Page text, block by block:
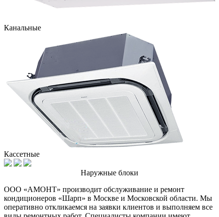
Канальные
Кассетные
Наружные блоки
ООО «АМОНТ» производит обслуживание и ремонт
кондиционеров «Шарп» в Москве и Московской области. Мы
оперативно откликаемся на заявки клиентов и выполняем все